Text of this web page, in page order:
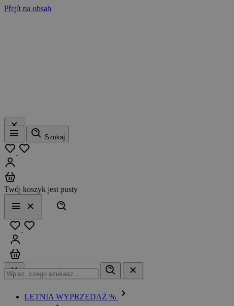
Přejít na obsah
Menu
Szukaj
Twój koszyk jest pusty
Menu
Zamknij
LETNIA WYPRZEDAŻ %